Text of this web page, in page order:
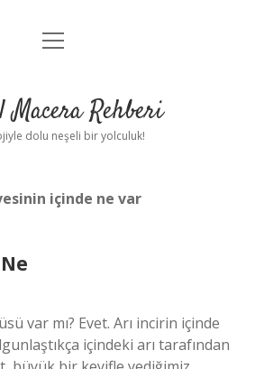
Anasayfa
Yasal Uyarı
menüyü
Rehberi
dolu neşeli bir yolculuk!
içinde ne var
var mı? Evet. Arı incirin içinde
içindeki arı tarafından